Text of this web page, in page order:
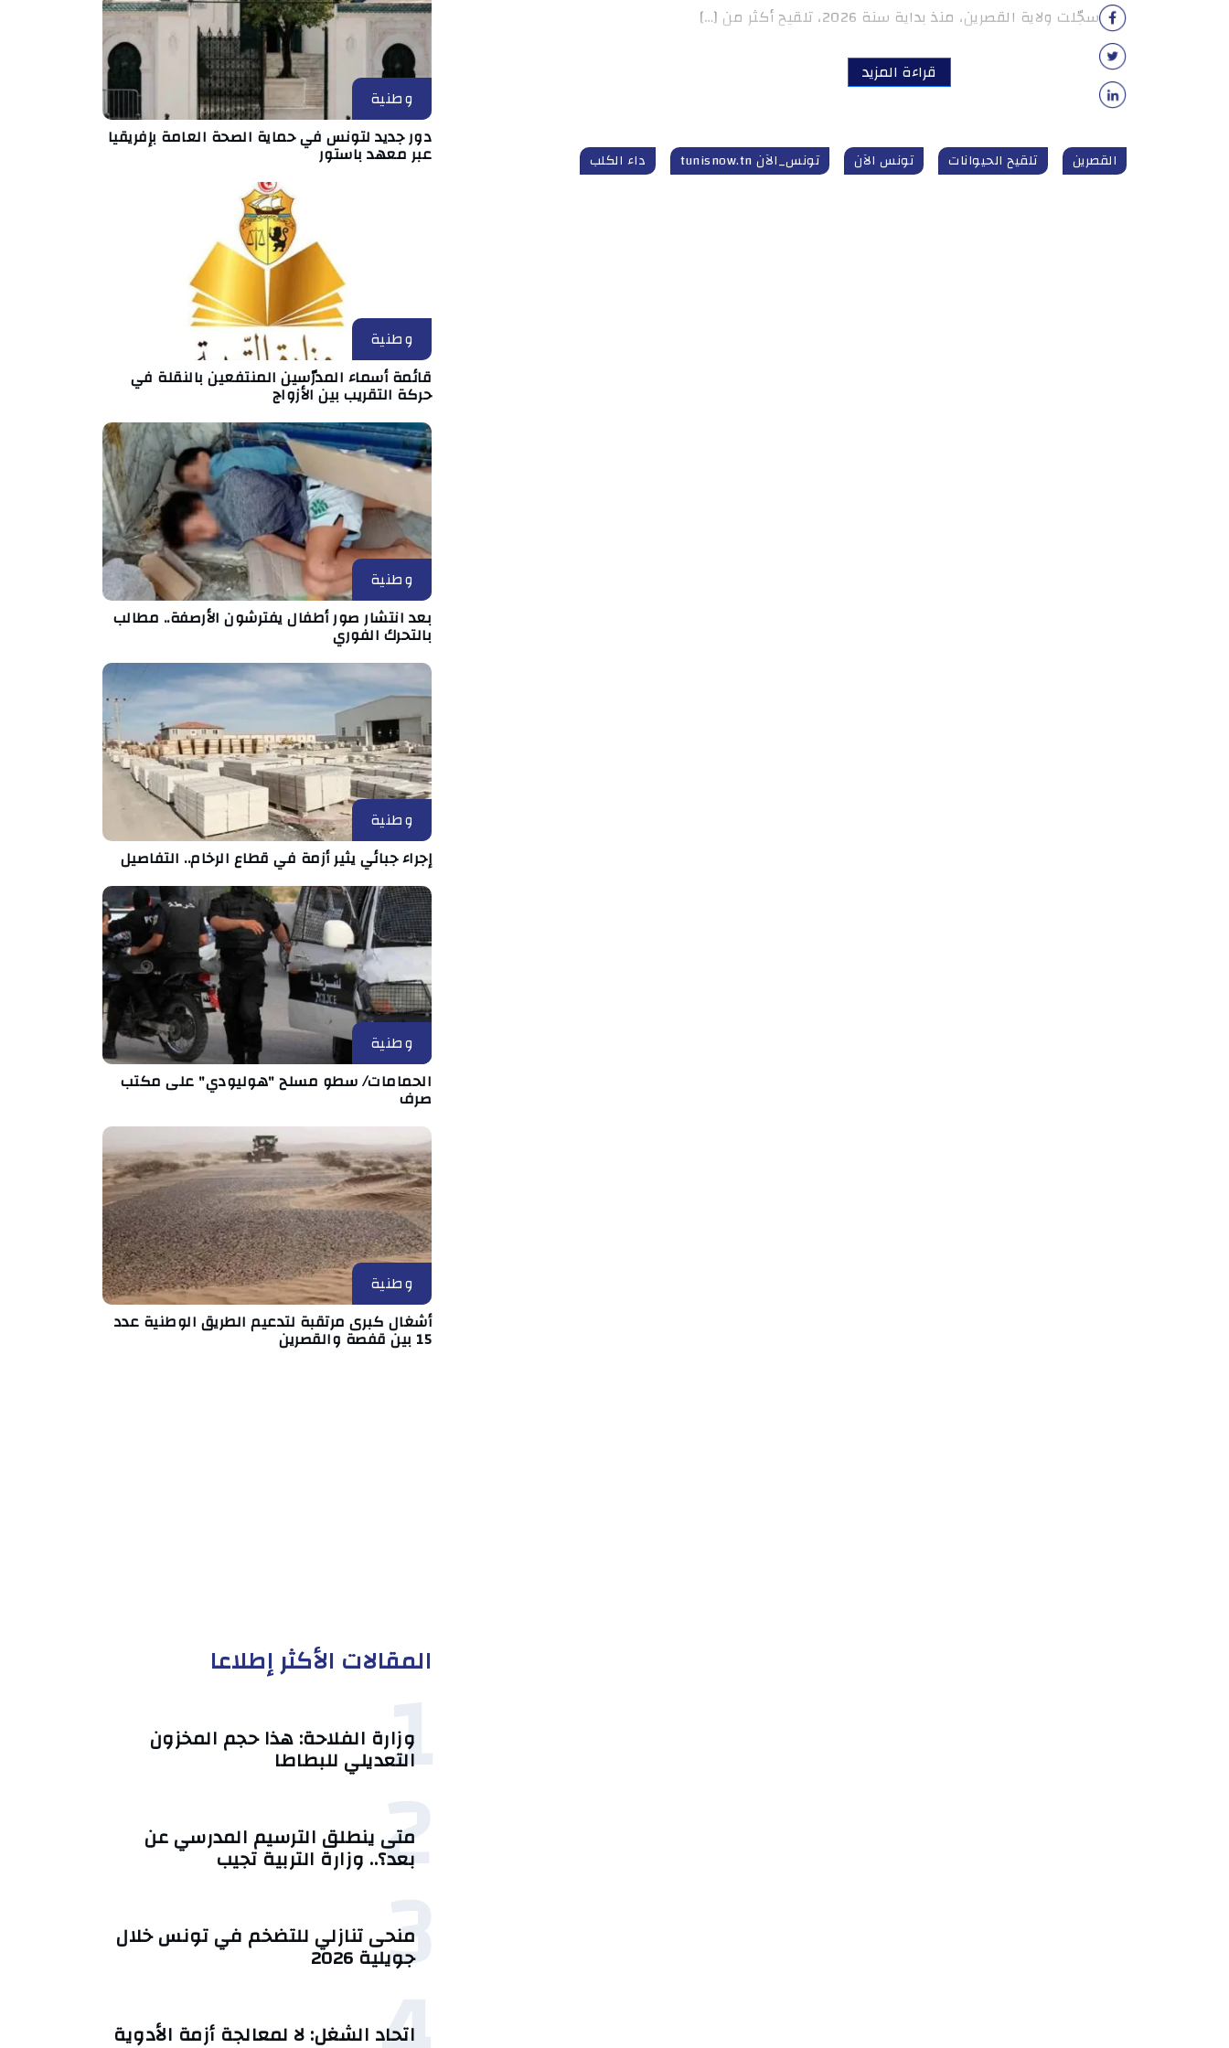
سجّلت ولاية القصرين، منذ بداية سنة 2026، تلقيح أكثر من […]
قراءة المزيد
القصرين تلقيح الحيوانات تونس الآن تونس_الآن tunisnow.tn داء الكلب
وطنية
دور جديد لتونس في حماية الصحة العامة بإفريقيا
عبر معهد باستور
وطنية
قائمة أسماء المدرّسين المنتفعين بالنقلة في
حركة التقريب بين الأزواج
وطنية
بعد انتشار صور أطفال يفترشون الأرصفة.. مطالب
بالتحرك الفوري
وطنية
إجراء جبائي يثير أزمة في قطاع الرخام.. التفاصيل
وطنية
الحمامات/ سطو مسلح "هوليودي" على مكتب
صرف
وطنية
أشغال كبرى مرتقبة لتدعيم الطريق الوطنية عدد
15 بين قفصة والقصرين
المقالات الأكثر إطلاعا
1
وزارة الفلاحة: هذا حجم المخزون
التعديلي للبطاطا
2
متى ينطلق الترسيم المدرسي عن
بعد؟.. وزارة التربية تجيب
3 منحى تنازلي ‎للتضخم في تونس خلال
جويلية 2026‎
اتحاد الشغل: لا لمعالجة أزمة الأدوية